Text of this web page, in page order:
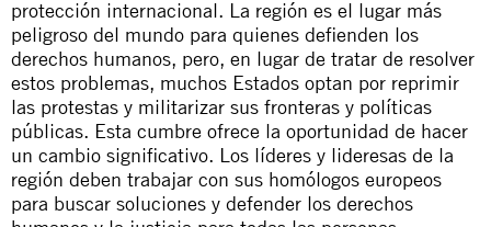
protección internacional. La región es el lugar más
peligroso del mundo para quienes defienden los
derechos humanos, pero, en lugar de tratar de resolver
estos problemas, muchos Estados optan por reprimir
las protestas y militarizar sus fronteras y políticas
públicas. Esta cumbre ofrece la oportunidad de hacer
un cambio significativo. Los líderes y lideresas de la
región deben trabajar con sus homólogos europeos
para buscar soluciones y defender los derechos